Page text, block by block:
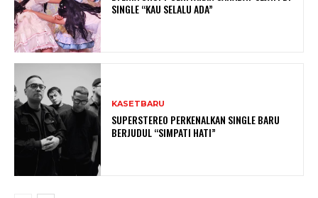
SINGLE “KAU SELALU ADA”
KASETBARU
SUPERSTEREO PERKENALKAN SINGLE BARU
BERJUDUL “SIMPATI HATI”